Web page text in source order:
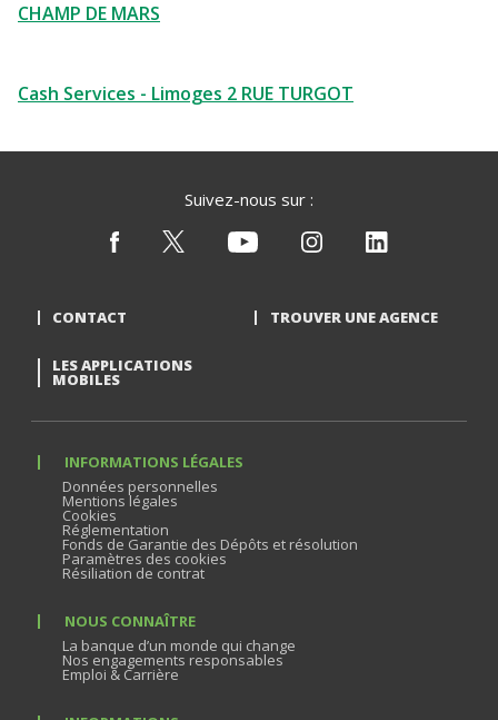
CHAMP DE MARS
Cash Services - Limoges 2 RUE TURGOT
Suivez-nous sur :
CONTACT TROUVER UNE AGENCE
LES APPLICATIONS
MOBILES
INFORMATIONS LÉGALES
Données personnelles
Mentions légales
Cookies
Réglementation
Fonds de Garantie des Dépôts et résolution
Paramètres des cookies
Résiliation de contrat
NOUS CONNAÎTRE
La banque d’un monde qui change
Nos engagements responsables
Emploi & Carrière